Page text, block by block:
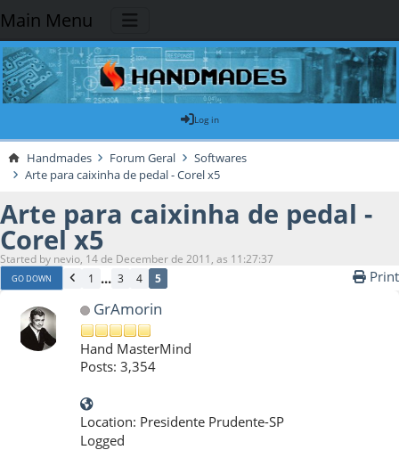
Main Menu
Log in
Handmades Forum Geral
Softwares
Arte para caixinha de pedal - Corel x5
Arte para caixinha de pedal -
Corel x5
Started by nevio, 14 de December de 2011, as 11:27:37
GO DOWN 1 ... 3 4 5 Print
GrAmorin
Hand MasterMind
Posts: 3,354
Location: Presidente Prudente-SP
Logged